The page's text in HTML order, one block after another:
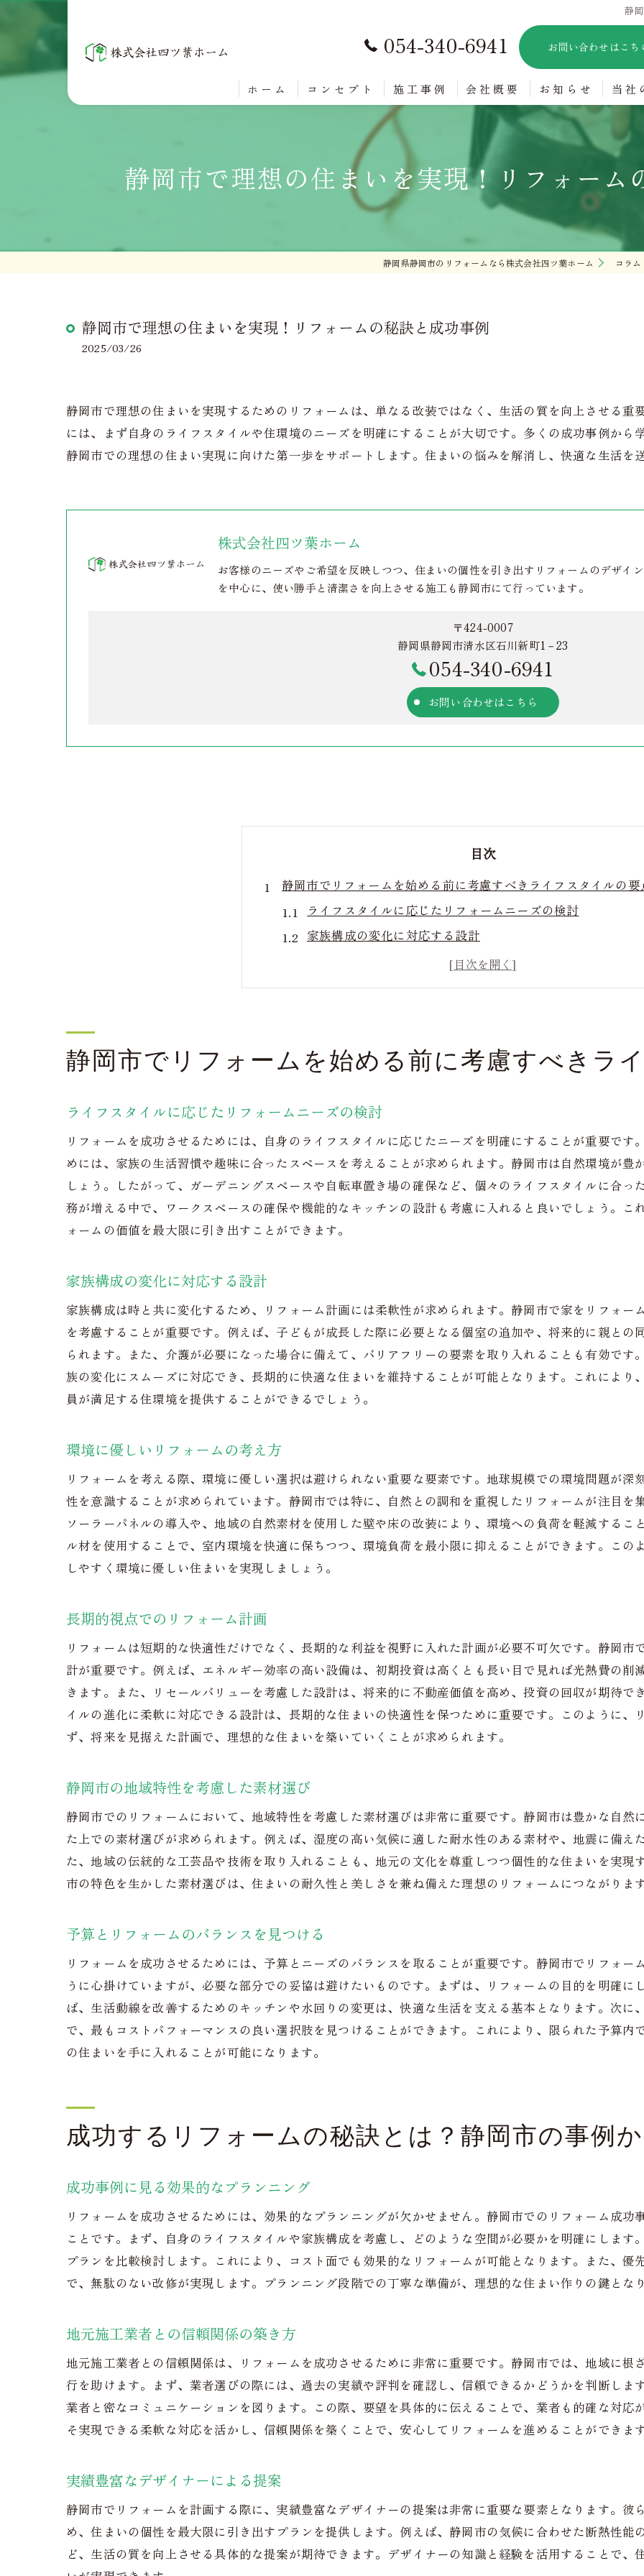
静
054-340-6941 お問い合わせはこち
ホーム コンセプト 施工事例 会社概要 お知らせ 当社
バ
新築
水回
賃貸
静岡市で理想の住まいを実現！リフォーム
静岡県静岡市のリフォームなら株式会社四ツ葉ホーム コラム
静岡市で理想の住まいを実現！リフォームの秘訣と成功事例
2025/03/26
静岡市で理想の住まいを実現するためのリフォームは、単なる改装ではなく、生活の質を向上させる
には、まず自身のライフスタイルや住環境のニーズを明確にすることが大切です。多くの成功事例か
静岡市での理想の住まい実現に向けた第一歩をサポートします。住まいの悩みを解消し、快適な生活を
株式会社四ツ葉ホーム
お客様のニーズやご希望を反映しつつ、住まいの個性を引き出すリフォームのデザイ
を中心に、使い勝手と清潔さを向上させる施工も静岡市にて行っています。
〒424-0007
静岡県静岡市清水区石川新町1－23
054-340-6941
お問い合わせはこちら
目次
静岡市でリフォームを始める前に考慮すべきライフスタイルの要
ライフスタイルに応じたリフォームニーズの検討
家族構成の変化に対応する設計
環境に優しいリフォームの考え方
長期的視点でのリフォーム計画
成功するリフォームの秘訣とは？静岡市の事例から学ぶ
地元施工業者との信頼関係の築き方
実績豊富なデザイナーによる提案
コミュニケーションの重要性
工事中のトラブル回避策
完成後のアフターサービス活用法
静岡市で理想の住まいを実現するリフォームのステップバイス
具体的な設計とデザインの提案
施工スケジュールの詳細確認
工事中の進捗管理と質の確保
完成後の確認と引渡し手順
生活動線を考えた効率的な配置
収納スペースの工夫と改善策
自然光を活かした空間づくり
防音・断熱性の向上を目指す方法
大規模改修での成功体験談
デザインリフォームの革新例
高齢者対応リフォームの実績
エコリフォームの取り組み事例
お客様の声から学ぶリフォームのポイント
快適さを追求したリビングの改装
キッチンの機能性を高めるリフォーム
バスルームのリラックス空間化
寝室のプライバシーと静音性向上
庭や外構を活かした住まいづくり
静岡市でリフォームを成功させるためのプロのアドバイス
専門家が教えるリフォームの準備
予算内で最高の結果を出す秘訣
契約時に注意すべきポイント
初めてのリフォームに必要な基礎知識
リフォーム後の住まいの活用法
地域の特性を活かしたデザイン
持続可能な住まいづくりの視点
静岡市でリフォームを始める前に考慮すべきラ
ライフスタイルに応じたリフォームニーズの検討
リフォームを成功させるためには、自身のライフスタイルに応じたニーズを明確にすることが重要で
めには、家族の生活習慣や趣味に合ったスペースを考えることが求められます。静岡市は自然環境が
しょう。したがって、ガーデニングスペースや自転車置き場の確保など、個々のライフスタイルに合
務が増える中で、ワークスペースの確保や機能的なキッチンの設計も考慮に入れると良いでしょう。
ォームの価値を最大限に引き出すことができます。
家族構成の変化に対応する設計
家族構成は時と共に変化するため、リフォーム計画には柔軟性が求められます。静岡市で家をリフォ
を考慮することが重要です。例えば、子どもが成長した際に必要となる個室の追加や、将来的に親と
られます。また、介護が必要になった場合に備えて、バリアフリーの要素を取り入れることも有効で
族の変化にスムーズに対応でき、長期的に快適な住まいを維持することが可能となります。これによ
員が満足する住環境を提供することができるでしょう。
環境に優しいリフォームの考え方
リフォームを考える際、環境に優しい選択は避けられない重要な要素です。地球規模での環境問題が
性を意識することが求められています。静岡市では特に、自然との調和を重視したリフォームが注目
ソーラーパネルの導入や、地域の自然素材を使用した壁や床の改装により、環境への負荷を軽減する
ル材を使用することで、室内環境を快適に保ちつつ、環境負荷を最小限に抑えることができます。こ
しやすく環境に優しい住まいを実現しましょう。
長期的視点でのリフォーム計画
リフォームは短期的な快適性だけでなく、長期的な利益を視野に入れた計画が必要不可欠です。静岡
計が重要です。例えば、エネルギー効率の高い設備は、初期投資は高くとも長い目で見れば光熱費の
きます。また、リセールバリューを考慮した設計は、将来的に不動産価値を高め、投資の回収が期待
イルの進化に柔軟に対応できる設計は、長期的な住まいの快適性を保つために重要です。このように
ず、将来を見据えた計画で、理想的な住まいを築いていくことが求められます。
静岡市の地域特性を考慮した素材選び
静岡市でのリフォームにおいて、地域特性を考慮した素材選びは非常に重要です。静岡市は豊かな自
た上での素材選びが求められます。例えば、湿度の高い気候に適した耐水性のある素材や、地震に備
た、地域の伝統的な工芸品や技術を取り入れることも、地元の文化を尊重しつつ個性的な住まいを実
市の特色を生かした素材選びは、住まいの耐久性と美しさを兼ね備えた理想のリフォームにつながりま
予算とリフォームのバランスを見つける
リフォームを成功させるためには、予算とニーズのバランスを取ることが重要です。静岡市でリフォ
うに心掛けていますが、必要な部分での妥協は避けたいものです。まずは、リフォームの目的を明確
ば、生活動線を改善するためのキッチンや水回りの変更は、快適な生活を支える基本となります。次
で、最もコストパフォーマンスの良い選択肢を見つけることができます。これにより、限られた予算
の住まいを手に入れることが可能になります。
成功するリフォームの秘訣とは？静岡市の事例
成功事例に見る効果的なプランニング
リフォームを成功させるためには、効果的なプランニングが欠かせません。静岡市でのリフォーム成
ことです。まず、自身のライフスタイルや家族構成を考慮し、どのような空間が必要かを明確にしま
プランを比較検討します。これにより、コスト面でも効果的なリフォームが可能となります。また、
で、無駄のない改修が実現します。プランニング段階での丁寧な準備が、理想的な住まい作りの鍵とな
地元施工業者との信頼関係の築き方
地元施工業者との信頼関係は、リフォームを成功させるために非常に重要です。静岡市では、地域に
行を助けます。まず、業者選びの際には、過去の実績や評判を確認し、信頼できるかどうかを判断し
業者と密なコミュニケーションを図ります。この際、要望を具体的に伝えることで、業者も的確な対
そ実現できる柔軟な対応を活かし、信頼関係を築くことで、安心してリフォームを進めることができま
実績豊富なデザイナーによる提案
静岡市でリフォームを計画する際に、実績豊富なデザイナーの提案は非常に重要な要素となります。
め、住まいの個性を最大限に引き出すプランを提供します。例えば、静岡市の気候に合わせた断熱性
ど、生活の質を向上させる具体的な提案が期待できます。デザイナーの知識と経験を活用することで